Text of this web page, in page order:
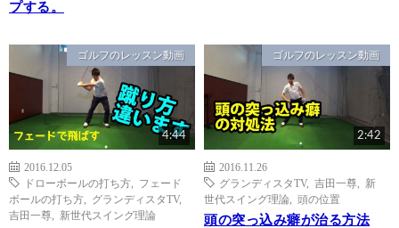
プする。
ゴルフのレッスン動画
4:44
2016.12.05
ドローボールの打ち方
フェード
ボールの打ち方
グランディスタTV,
吉田一尊
新世代スイング理論
ゴルフのレッスン動画
2:42
2016.11.26
グランディスタTV, 吉田一尊
新
世代スイング理論
頭の位置
頭の突っ込み癖が治る方法